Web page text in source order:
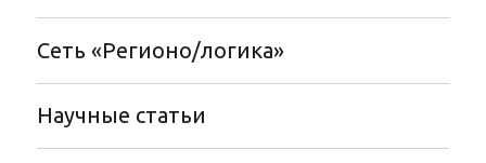
Сеть «Регионо/логика»
Научные статьи